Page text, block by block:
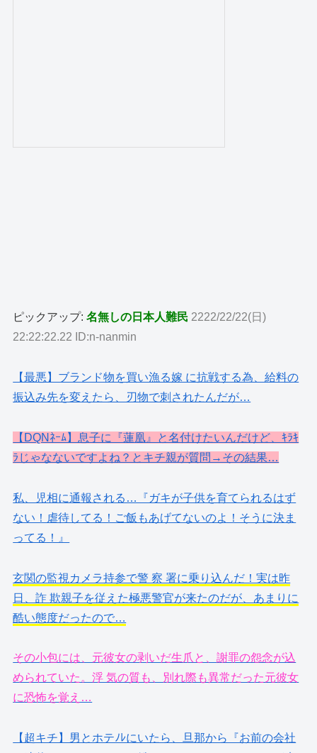
ピックアップ:名無しの日本人難民 2222/22/22(日)
22:22:22.22 ID:n-nanmin
【最悪】ブランド物を買い漁る嫁 に抗戦する為、給料の
振込み先を変えたら、刃物で刺されたんだが…
【DQNﾈｰﾑ】息子に『蓮凰』と名付けたいんだけど、ｷﾗｷ
ﾗじゃなないですよね？とキチ親が質問→その結果…
私、児相に通報される…『ガキが子供を育てられるはず
ない！虐待してる！ご飯もあげてないのよ！そうに決ま
ってる！』
玄関の監視カメラ持参で警 察 署に乗り込んだ！実は昨
日、詐 欺親子を従えた極悪警官が来たのだが、あまりに
酷い態度だったので…
その小包には、元彼女の剥いだ生爪と、謝罪の怨念が込
められていた。浮 気の質も、別れ際も異常だった元彼女
に恐怖を覚え…
【超キチ】男とホテﾉﾚにいたら、旦那から『お前の会社